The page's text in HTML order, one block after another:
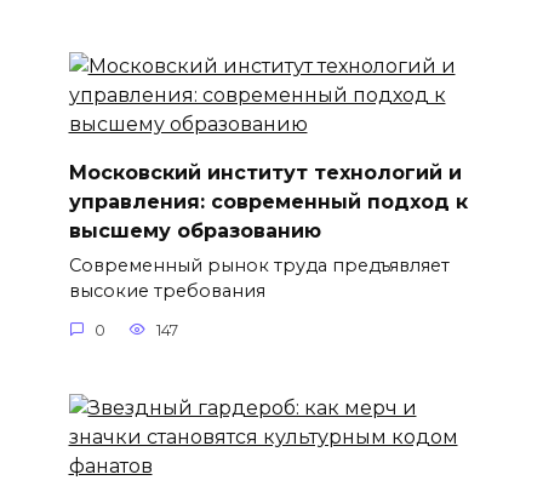
Московский институт технологий и
управления: современный подход к
высшему образованию
Современный рынок труда предъявляет
высокие требования
0 147